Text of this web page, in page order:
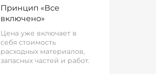
Принцип «Все
включено»
Цена уже включает в
себя стоимость
расходных материалов,
запасных частей и работ.